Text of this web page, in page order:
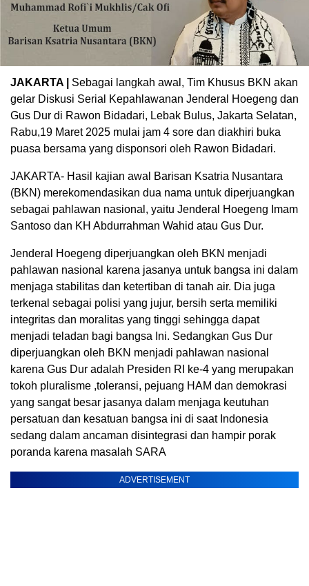
JAKARTA | Sebagai langkah awal, Tim Khusus BKN akan
gelar Diskusi Serial Kepahlawanan Jenderal Hoegeng dan
Gus Dur di Rawon Bidadari, Lebak Bulus, Jakarta Selatan,
Rabu,19 Maret 2025 mulai jam 4 sore dan diakhiri buka
puasa bersama yang disponsori oleh Rawon Bidadari.
JAKARTA- Hasil kajian awal Barisan Ksatria Nusantara
(BKN) merekomendasikan dua nama untuk diperjuangkan
sebagai pahlawan nasional, yaitu Jenderal Hoegeng Imam
Santoso dan KH Abdurrahman Wahid atau Gus Dur.
Jenderal Hoegeng diperjuangkan oleh BKN menjadi
pahlawan nasional karena jasanya untuk bangsa ini dalam
menjaga stabilitas dan ketertiban di tanah air. Dia juga
terkenal sebagai polisi yang jujur, bersih serta memiliki
integritas dan moralitas yang tinggi sehingga dapat
menjadi teladan bagi bangsa Ini. Sedangkan Gus Dur
diperjuangkan oleh BKN menjadi pahlawan nasional
karena Gus Dur adalah Presiden RI ke-4 yang merupakan
tokoh pluralisme ,toleransi, pejuang HAM dan demokrasi
yang sangat besar jasanya dalam menjaga keutuhan
persatuan dan kesatuan bangsa ini di saat Indonesia
sedang dalam ancaman disintegrasi dan hampir porak
poranda karena masalah SARA
ADVERTISEMENT